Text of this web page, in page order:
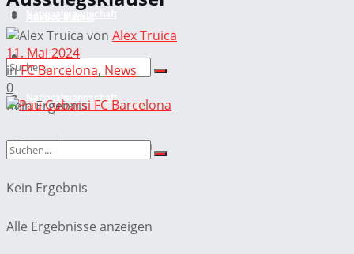
Kein Ergebnis
Alle Ergebnisse anzeigen
International
Nationalmannschaft
Kein Ergebnis
Alle Ergebnisse anzeigen
von Alex Truica
11. Mai 2024
in FC Barcelona, News
0